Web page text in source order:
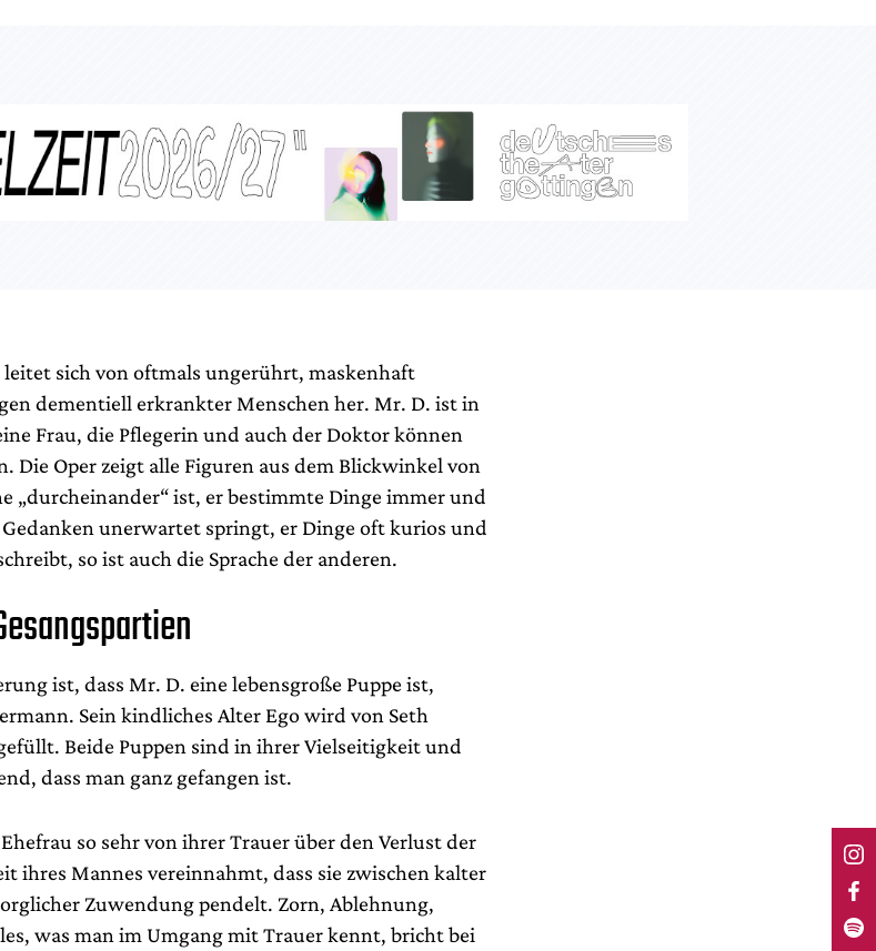
leitet sich von oftmals ungerührt, maskenhaft
dementiell erkrankter Menschen her. Mr. D. ist in
Frau, die Pflegerin und auch der Doktor können
Die Oper zeigt alle Figuren aus dem Blickwinkel von
„durcheinander“ ist, er bestimmte Dinge immer und
unerwartet springt, er Dinge oft kurios und
so ist auch die Sprache der anderen.
ist, dass Mr. D. eine lebensgroße Puppe ist,
Sein kindliches Alter Ego wird von Seth
Beide Puppen sind in ihrer Vielseitigkeit und
dass man ganz gefangen ist.
so sehr von ihrer Trauer über den Verlust der
ihres Mannes vereinnahmt, dass sie zwischen kalter
Zuwendung pendelt. Zorn, Ablehnung,
was man im Umgang mit Trauer kennt, bricht bei